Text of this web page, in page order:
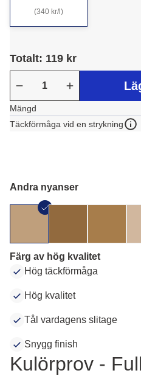
(340 kr/l)
Totalt: 119 kr
Mängd
Täckförmåga vid en strykning
Andra nyanser
Färg av hög kvalitet
Hög täckförmåga
Hög kvalitet
Tål vardagens slitage
Snygg finish
Kulörprov -